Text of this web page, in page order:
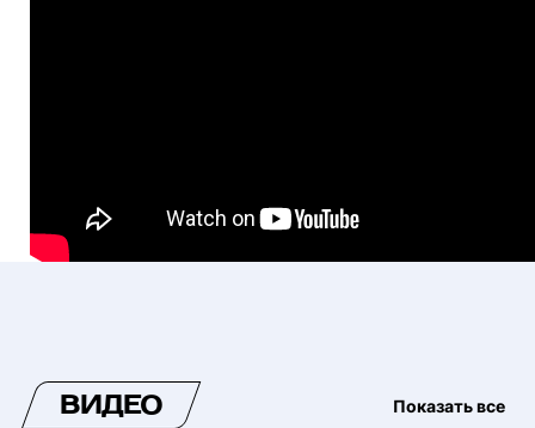
ВИДЕО Показать все